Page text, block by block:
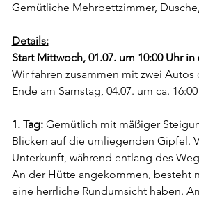
Gemütliche Mehrbettzimmer,
Details:
Start Mittwoch, 01.07. um 10:00 Uhr
Wir fahren zusammen mit zwei
Ende am Samstag, 04.07. um ca.
1. Tag: Gemütlich mit mäßiger
Blicken auf die umliegenden Gipfel.
Unterkunft, während entlang des
An der Hütte angekommen, besteht
eine herrliche Rundumsicht haben.